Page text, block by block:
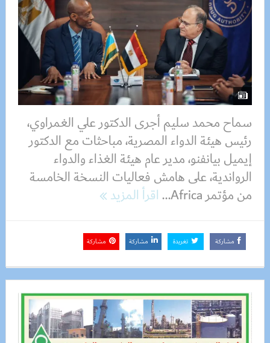
سماح محمد سليم أجرى الدكتور علي الغمراوي،
رئيس هيئة الدواء المصرية، مباحثات مع الدكتور
إيميل بيانفنو، مدير عام هيئة الغذاء والدواء
الرواندية، على هامش فعاليات النسخة الخامسة
من مؤتمر Africa...
اقرأ المزيد
مشاركة تغريدة مشاركة مشاركة